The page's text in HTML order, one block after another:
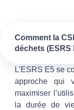
Comment la
déchets (ESRS
L’ESRS E5 se
approche qui
maximiser
la durée de